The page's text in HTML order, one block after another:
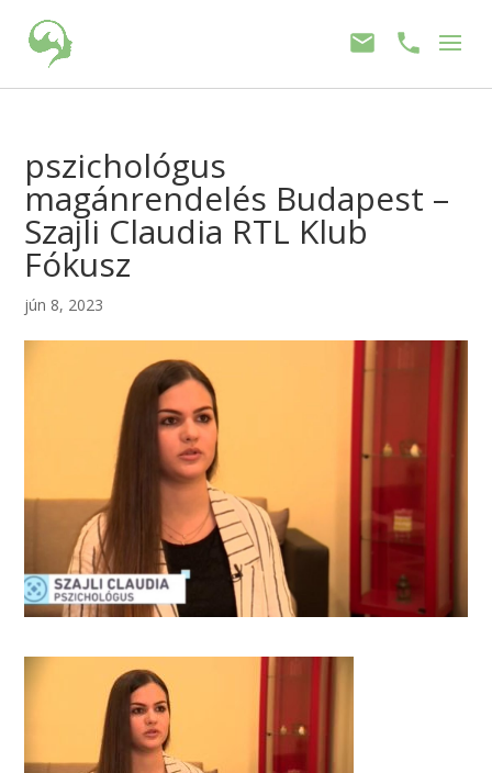
pszichológus
magánrendelés Budapest –
Szajli Claudia RTL Klub
Fókusz
jún 8, 2023